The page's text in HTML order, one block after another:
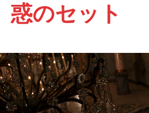
惑のセット